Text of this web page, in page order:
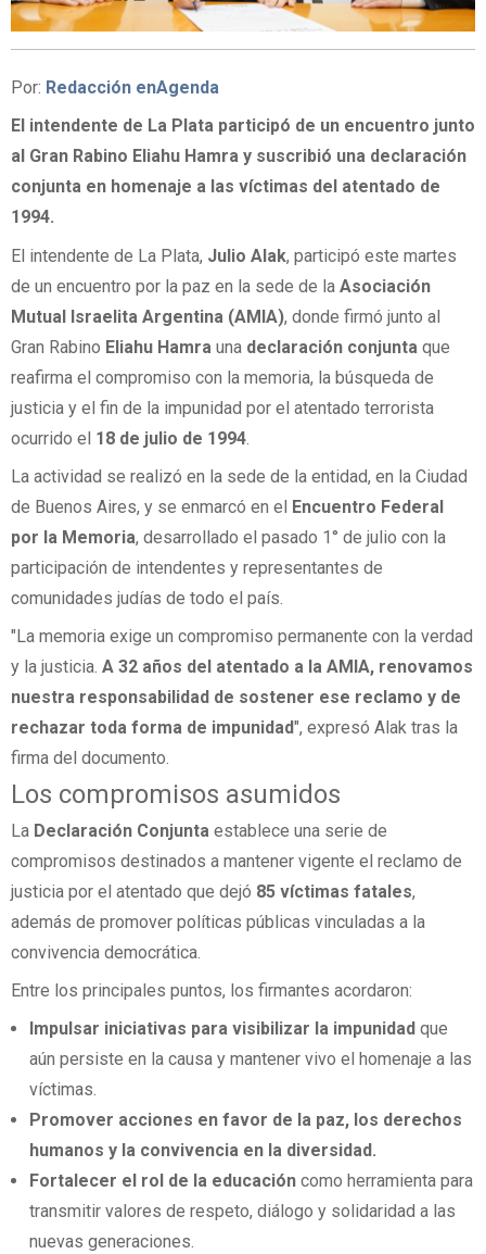
Por: Redacción enAgenda
El intendente de La Plata participó de un encuentro junto
al Gran Rabino Eliahu Hamra y suscribió una declaración
conjunta en homenaje a las víctimas del atentado de
1994.
El intendente de La Plata, Julio Alak, participó este martes
de un encuentro por la paz en la sede de la Asociación
Mutual Israelita Argentina (AMIA), donde firmó junto al
Gran Rabino Eliahu Hamra una declaración conjunta que
reafirma el compromiso con la memoria, la búsqueda de
justicia y el fin de la impunidad por el atentado terrorista
ocurrido el 18 de julio de 1994
La actividad se realizó en la sede de la entidad, en la Ciudad
de Buenos Aires, y se enmarcó en el Encuentro Federal
por la Memoria, desarrollado el pasado 1° de julio con la
participación de intendentes y representantes de
comunidades judías de todo el país.
"La memoria exige un compromiso permanente con la verdad
y la justicia. A 32 años del atentado a la AMIA, renovamos
nuestra responsabilidad de sostener ese reclamo y de
rechazar toda forma de impunidad", expresó Alak tras la
firma del documento.
Los compromisos asumidos
La Declaración Conjunta establece una serie de
compromisos destinados a mantener vigente el reclamo de
justicia por el atentado que dejó 85 víctimas fatales,
además de promover políticas públicas vinculadas a la
convivencia democrática.
Entre los principales puntos, los firmantes acordaron:
Impulsar iniciativas para visibilizar la impunidad que
aún persiste en la causa y mantener vivo el homenaje a las
víctimas.
Promover acciones en favor de la paz, los derechos
humanos y la convivencia en la diversidad.
Fortalecer el rol de la educación como herramienta para
transmitir valores de respeto, diálogo y solidaridad a las
nuevas generaciones.